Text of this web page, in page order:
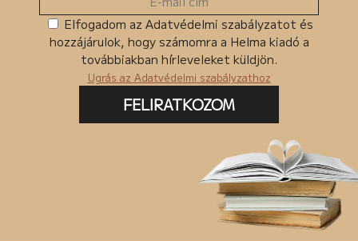
Elfogadom az Adatvédelmi szabályzatot és
hozzájárulok, hogy számomra a Helma kiadó a
továbbiakban hírleveleket küldjön.
Ugrás az Adatvédelmi szabályzathoz
FELIRATKOZOM